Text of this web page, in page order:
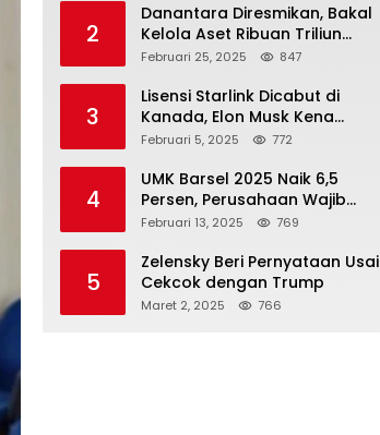
2
Danantara Diresmikan, Bakal
Kelola Aset Ribuan Triliun
Rupiah dari 7 BUMN
Februari 25, 2025 847
3
Lisensi Starlink Dicabut di
Kanada, Elon Musk Kena
Imbas ‘Perang Dagang’
Februari 5, 2025 772
4
UMK Barsel 2025 Naik 6,5
Persen, Perusahaan Wajib
Taat
Februari 13, 2025 769
5
Zelensky Beri Pernyataan Usai
Cekcok dengan Trump
Maret 2, 2025 766